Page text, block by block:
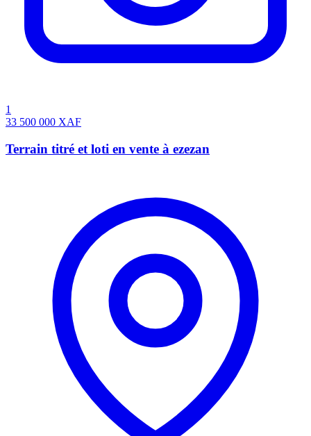
1
33 500 000 XAF
Terrain titré et loti en vente à ezezan